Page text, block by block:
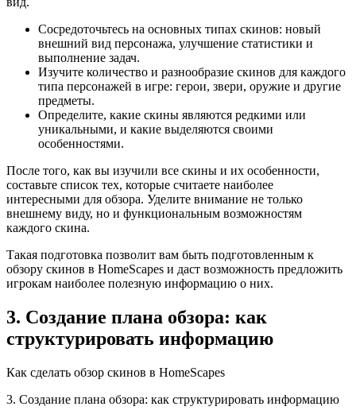
Сосредоточьтесь на основных типах скинов: новый
внешний вид персонажа, улучшение статистики и
выполнение задач.
Изучите количество и разнообразие скинов для каждого
типа персонажей в игре: герои, звери, оружие и другие
предметы.
Определите, какие скины являются редкими или
уникальными, и какие выделяются своими
особенностями.
После того, как вы изучили все скины и их особенности,
составьте список тех, которые считаете наиболее
интересными для обзора. Уделите внимание не только
внешнему виду, но и функциональным возможностям
каждого скина.
Такая подготовка позволит вам быть подготовленным к
обзору скинов в HomeScapes и даст возможность предложить
игрокам наиболее полезную информацию о них.
3. Создание плана обзора: как
структурировать информацию
Как сделать обзор скинов в HomeScapes
3. Создание плана обзора: как структурировать информацию